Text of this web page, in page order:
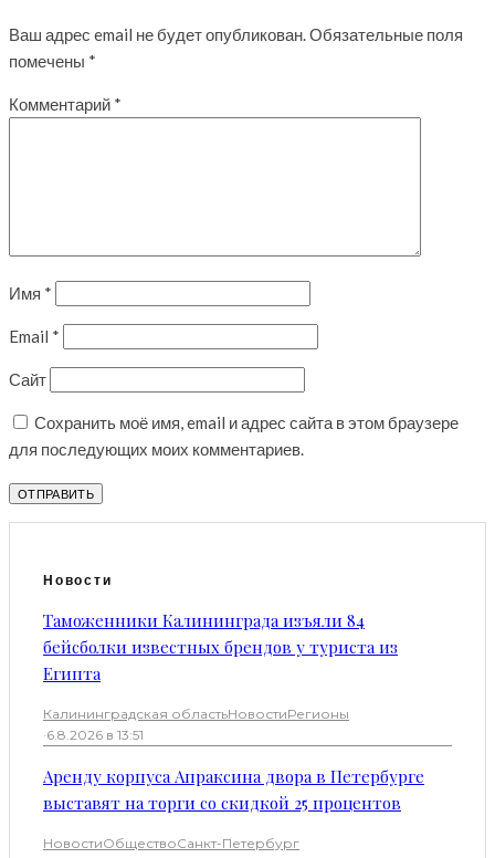
Ваш адрес email не будет опубликован.Обязательные поля
помечены *
Комментарий *
Имя *
Email *
Сайт
Сохранить моё имя, email и адрес сайта в этом браузере
для последующих моих комментариев.
Новости
Таможенники Калининграда изъяли 84
бейсболки известных брендов у туриста из
Египта
Калининградская областьНовостиРегионы
·6.8.2026 в 13:51
Аренду корпуса Апраксина двора в Петербурге
выставят на торги со скидкой 25 процентов
НовостиОбществоСанкт-Петербург